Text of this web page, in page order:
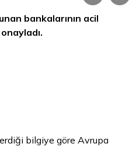
bankalarının acil
bilgiye göre Avrupa